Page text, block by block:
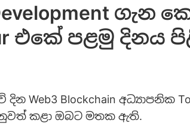
ගැ​න
එකේ පළමු දිනය
දින Web3 Blockchain
කළා ඔබට මතක ඇති.